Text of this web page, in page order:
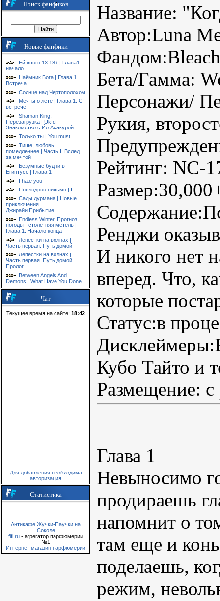
Поиск фанфиков
Новые фанфики
Ей всего 13 18+ | Глава1
начало
Наёмник Бога | Глава 1.
Встреча
Солнце над Чертополохом
Мечты о лете | Глава 1. О
встрече
Shaman King.
Перезагрузка | Ukfdf
Знакомство с Йо Асакурой
Только ты | You must
Тише, любовь,
помедленнее | Часть I. Вслед
за мечтой
Безумные будни в
Египтусе | Глава 1
I hate you
Последнее письмо | I
Сады дурмана | Новые
приключения
Джирайи:Прибытие
Endless Winter. Прогноз
погоды - столетняя метель |
Глава 1. Начало конца
Лепестки на волнах |
Часть первая. Путь домой
Лепестки на волнах |
Часть первая. Путь домой.
Пролог
Between Angels And
Demons | What Have You Done
Чат
Текущее время на сайте: 18:42
Для добавления необходима
авторизация
Статистика
Антикафе Жучки-Паучки на
Соколе
fifi.ru - агрегатор парфюмерии
№1
Интернет магазин парфюмерии
Название:
Автор:Luna
Фандом:Bleach
Бета/Гамма:
Персонажи/
Рукия,
Рейтинг: NC-
Ренджи
И никого нет
вперед. Что,
которые
Статус:в
Кубо Тайто и
Размещение: с
Глава 1
Невыносимо
продираешь
напомнит о
там еще и
поделаешь,
режим,